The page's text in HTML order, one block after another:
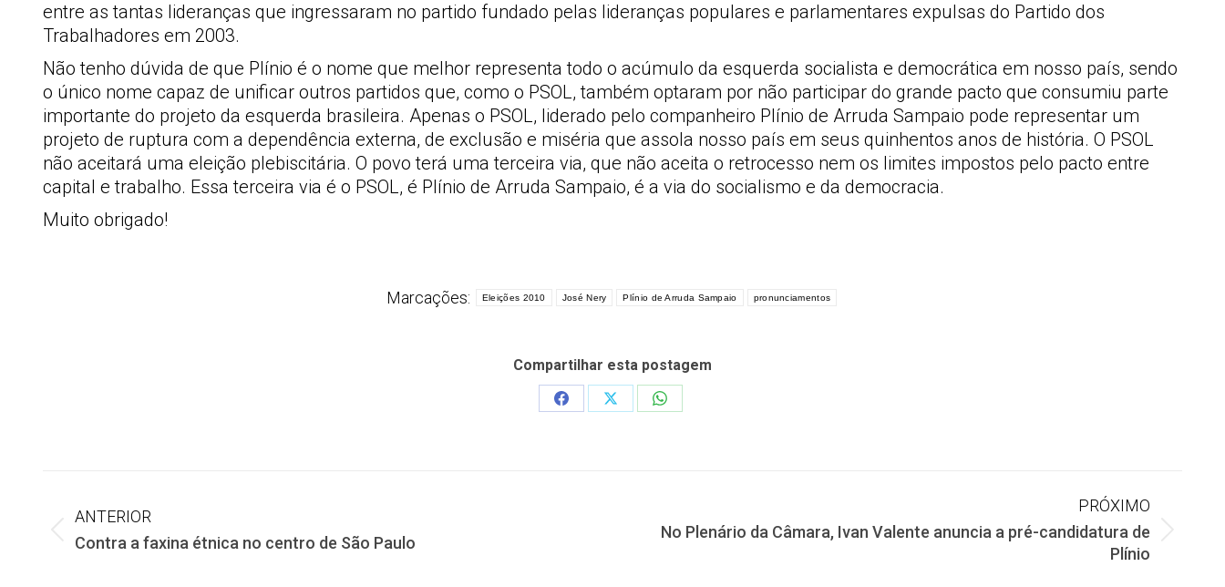
entre as tantas lideranças que ingressaram no partido fundado pelas lideranças populares e parlamentares expulsas do Partido dos
Trabalhadores em 2003.
Não tenho dúvida de que Plínio é o nome que melhor representa todo o acúmulo da esquerda socialista e democrática em nosso país, sendo
o único nome capaz de unificar outros partidos que, como o PSOL, também optaram por não participar do grande pacto que consumiu parte
importante do projeto da esquerda brasileira. Apenas o PSOL, liderado pelo companheiro Plínio de Arruda Sampaio pode representar um
projeto de ruptura com a dependência externa, de exclusão e miséria que assola nosso país em seus quinhentos anos de história. O PSOL
não aceitará uma eleição plebiscitária. O povo terá uma terceira via, que não aceita o retrocesso nem os limites impostos pelo pacto entre
capital e trabalho. Essa terceira via é o PSOL, é Plínio de Arruda Sampaio, é a via do socialismo e da democracia.
Muito obrigado!
Marcações: Eleições 2010 José Nery Plínio de Arruda Sampaio pronunciamentos
Compartilhar esta postagem
Share
Share
Share
de
ANTERIOR
Post
Contra a faxina étnica no centro de São Paulo
PRÓXIMO
Próximo
No Plenário da Câmara, Ivan Valente anuncia a pré-candidatura de
Plínio